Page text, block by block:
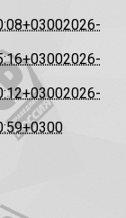
2026-
2026-
2026-